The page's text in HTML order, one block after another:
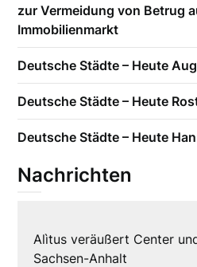
zur Vermeidung von Betrug
Immobilienmarkt
Deutsche Städte – Heute
Deutsche Städte – Heute
Deutsche Städte – Heute
Nachrichten
Alìtus veräußert Center
Sachsen-Anhalt